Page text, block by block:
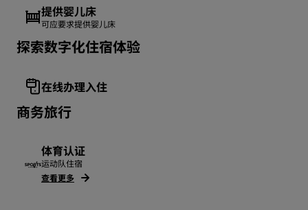
提供婴儿床
可应要求提供婴儿床
探索数字化住宿体验
在线办理入住
商务旅行
体育认证
运动队住宿
查看更多